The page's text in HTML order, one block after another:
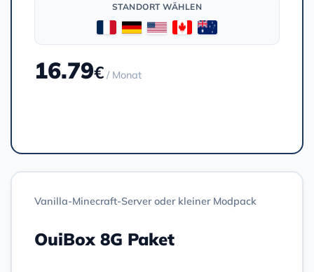
Vanilla-Minecraft-Server oder kleiner Modpack
OuiBox 8G Paket
STANDORT WÄHLEN
16.79€ / Monat